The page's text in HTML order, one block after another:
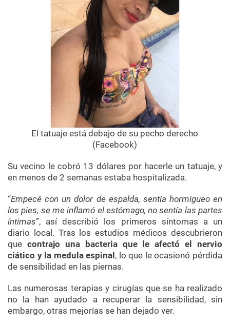
El tatuaje está debajo de su pecho derecho
(Facebook)
Su vecino le cobró 13 dólares por hacerle un tatuaje, y
en menos de 2 semanas estaba hospitalizada.
“Empecé con un dolor de espalda, sentía hormigueo en
los pies, se me inflamó el estómago, no sentía las partes
íntimas”, así describió los primeros síntomas a un
diario local. Tras los estudios médicos descubrieron
que contrajo una bacteria que le afectó el nervio
ciático y la medula espinal, lo que le ocasionó pérdida
de sensibilidad en las piernas.
Las numerosas terapias y cirugías que se ha realizado
no la han ayudado a recuperar la sensibilidad, sin
embargo, otras mejorías se han dejado ver.